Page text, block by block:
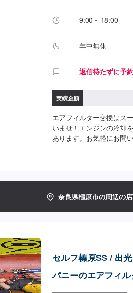
9:00 ~ 18:00
年中無休
返信待たずに予
実績金額
エアフィルター交換はス
いませ！エンジンの冷却
あります。お気軽にお問
奈良県橿原市の周辺の
セルフ榛原SS / 出
パニーのエアフィ